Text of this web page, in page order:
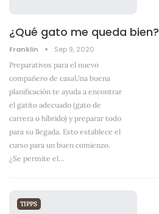
¿Qué gato me queda bien?
Franklin Sep 9, 2020
Preparativos para el nuevo
compañero de casaUna buena
planificación te ayuda a encontrar
el gatito adecuado (gato de
carrera o híbrido) y preparar todo
para su llegada. Esto establece el
curso para un buen comienzo.
¿Se permite el…
TIPPS